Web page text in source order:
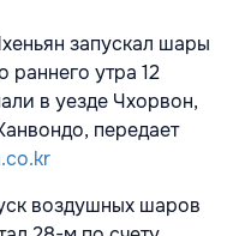
запускал шары
раннего утра 12
в уезде Чхорвон,
передает
воздушных шаров